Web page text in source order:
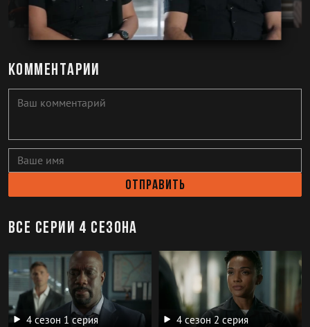
Комментарии
Отправить
Все серии 4 сезона
4 сезон 1 серия 4 сезон 2 серия